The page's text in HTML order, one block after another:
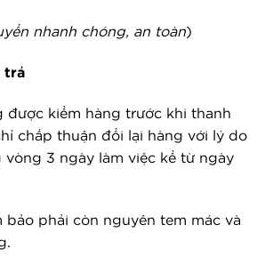
nhanh chóng, an toàn)
trả
được kiểm hàng trước khi thanh
chấp thuận đổi lại hàng với lý do
3 ngày làm việc kể từ ngày
bảo phải còn nguyên tem mác và